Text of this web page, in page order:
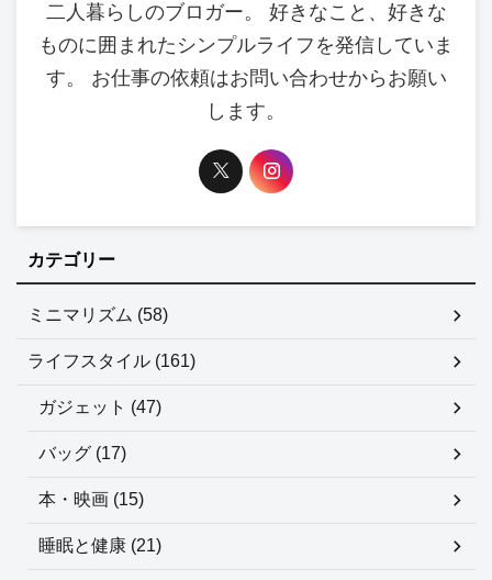
二人暮らしのブロガー。 好きなこと、好きな
ものに囲まれたシンプルライフを発信していま
す。 お仕事の依頼はお問い合わせからお願い
します。
カテゴリー
ミニマリズム (58)
ライフスタイル (161)
ガジェット (47)
バッグ (17)
本・映画 (15)
睡眠と健康 (21)